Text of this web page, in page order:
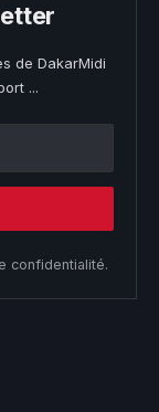
de DakarMidi
...
confidentialité.